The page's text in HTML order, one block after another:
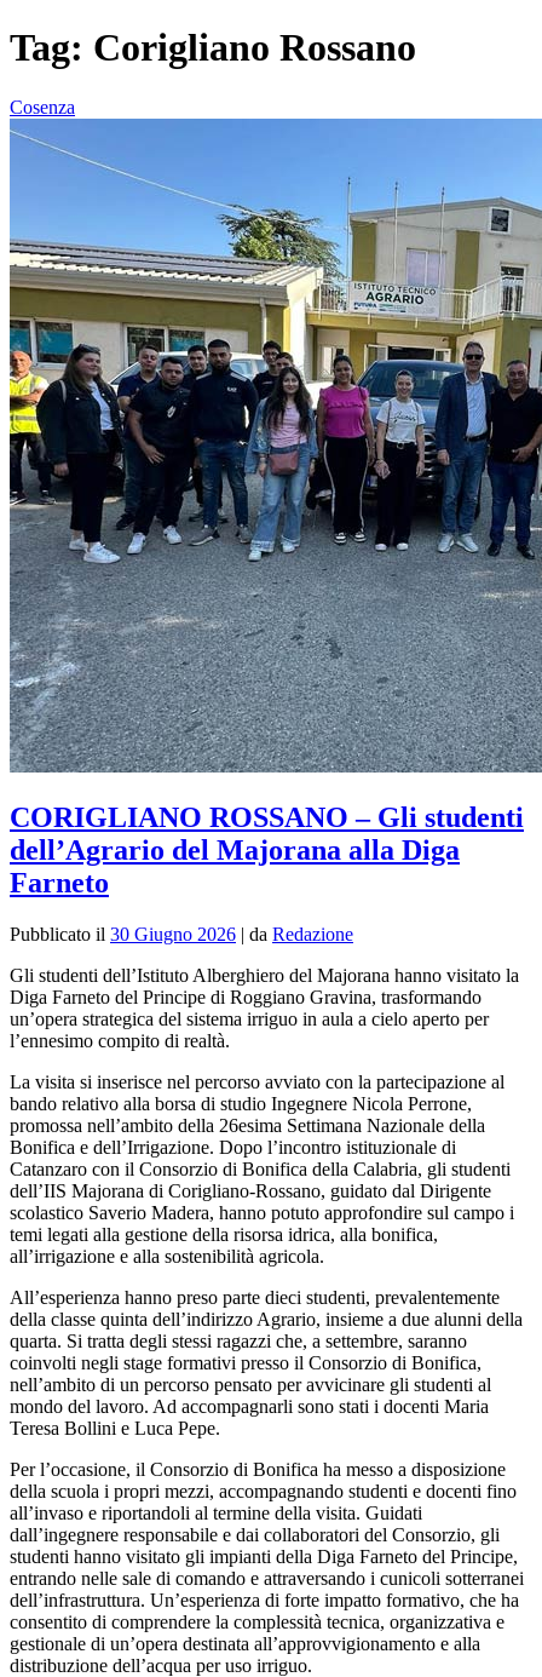
Tag: Corigliano Rossano
Cosenza
CORIGLIANO ROSSANO – Gli studenti
dell’Agrario del Majorana alla Diga
Farneto
Pubblicato il 30 Giugno 2026 | da Redazione
Gli studenti dell’Istituto Alberghiero del Majorana hanno visitato la
Diga Farneto del Principe di Roggiano Gravina, trasformando
un’opera strategica del sistema irriguo in aula a cielo aperto per
l’ennesimo compito di realtà.
La visita si inserisce nel percorso avviato con la partecipazione al
bando relativo alla borsa di studio Ingegnere Nicola Perrone,
promossa nell’ambito della 26esima Settimana Nazionale della
Bonifica e dell’Irrigazione. Dopo l’incontro istituzionale di
Catanzaro con il Consorzio di Bonifica della Calabria, gli studenti
dell’IIS Majorana di Corigliano-Rossano, guidato dal Dirigente
scolastico Saverio Madera, hanno potuto approfondire sul campo i
temi legati alla gestione della risorsa idrica, alla bonifica,
all’irrigazione e alla sostenibilità agricola.
All’esperienza hanno preso parte dieci studenti, prevalentemente
della classe quinta dell’indirizzo Agrario, insieme a due alunni della
quarta. Si tratta degli stessi ragazzi che, a settembre, saranno
coinvolti negli stage formativi presso il Consorzio di Bonifica,
nell’ambito di un percorso pensato per avvicinare gli studenti al
mondo del lavoro. Ad accompagnarli sono stati i docenti Maria
Teresa Bollini e Luca Pepe.
Per l’occasione, il Consorzio di Bonifica ha messo a disposizione
della scuola i propri mezzi, accompagnando studenti e docenti fino
all’invaso e riportandoli al termine della visita. Guidati
dall’ingegnere responsabile e dai collaboratori del Consorzio, gli
studenti hanno visitato gli impianti della Diga Farneto del Principe,
entrando nelle sale di comando e attraversando i cunicoli sotterranei
dell’infrastruttura. Un’esperienza di forte impatto formativo, che ha
consentito di comprendere la complessità tecnica, organizzativa e
gestionale di un’opera destinata all’approvvigionamento e alla
distribuzione dell’acqua per uso irriguo.